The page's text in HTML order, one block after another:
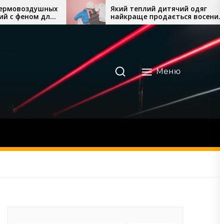
Який теплий дитячий одяг
найкраще продається восени
та взимку
Меню